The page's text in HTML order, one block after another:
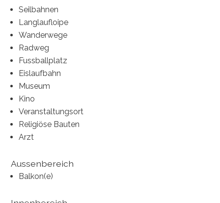
Seilbahnen
Langlaufloipe
Wanderwege
Radweg
Fussballplatz
Eislaufbahn
Museum
Kino
Veranstaltungsort
Religiöse Bauten
Arzt
Aussenbereich
Balkon(e)